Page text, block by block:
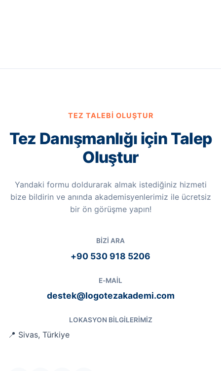
TEZ TALEBI OLUŞTUR
Tez Danışmanlığı için Talep
Oluştur
Yandaki formu doldurarak almak istediğiniz hizmeti
bize bildirin ve anında akademisyenlerimiz ile ücretsiz
bir ön görüşme yapın!
BIZI ARA
+90 530 918 5206
E-MAIL
destek@logotezakademi.com
LOKASYON BILGILERIMIZ
📍 Sivas, Türkiye